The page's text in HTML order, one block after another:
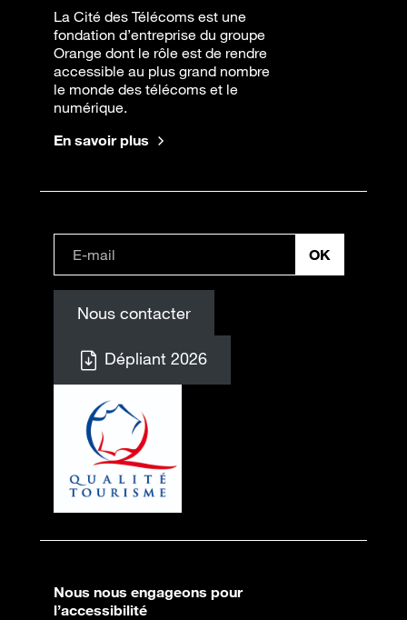
La Cité des Télécoms est une
fondation d’entreprise du groupe
Orange dont le rôle est de rendre
accessible au plus grand nombre
le monde des télécoms et le
numérique.
En savoir plus
Nous contacter
Dépliant 2026
Nous nous engageons pour
l’accessibilité